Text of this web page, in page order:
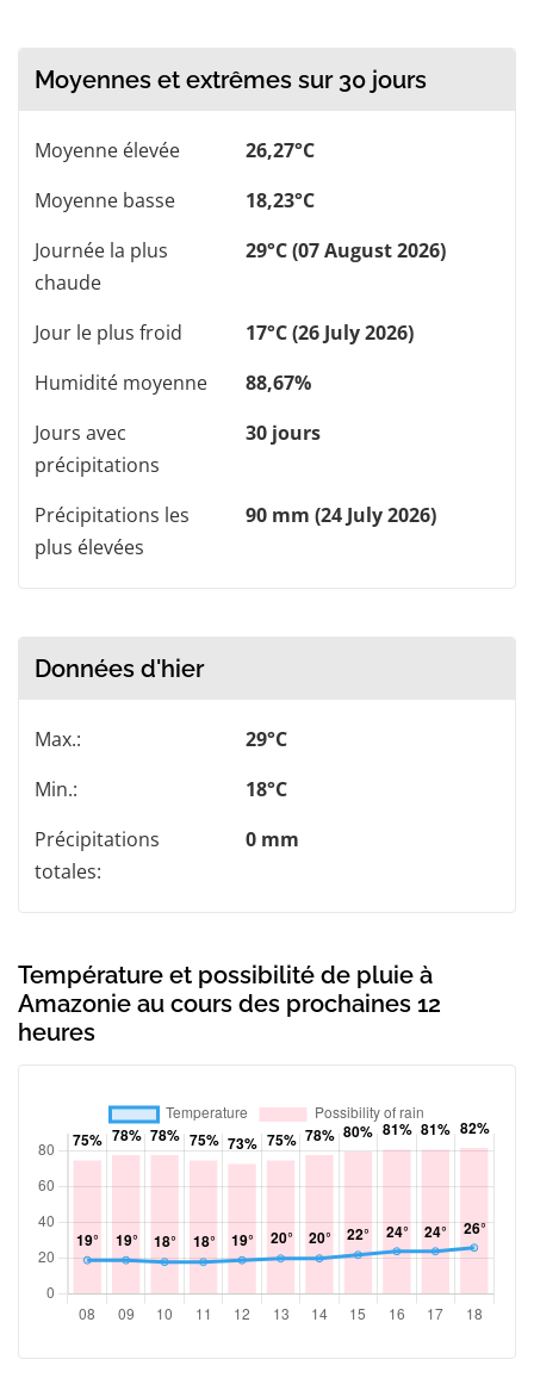
Moyennes et extrêmes sur 30 jours
Moyenne élevée
26,27°C
Moyenne basse
18,23°C
Journée la plus
chaude
29°C (07 August 2026)
Jour le plus froid
17°C (26 July 2026)
Humidité moyenne
88,67%
Jours avec
précipitations
30 jours
Précipitations les
plus élevées
90 mm (24 July 2026)
Données d'hier
Max.:
29°C
Min.:
18°C
Précipitations
totales:
0 mm
Température et possibilité de pluie à
Amazonie au cours des prochaines 12
heures